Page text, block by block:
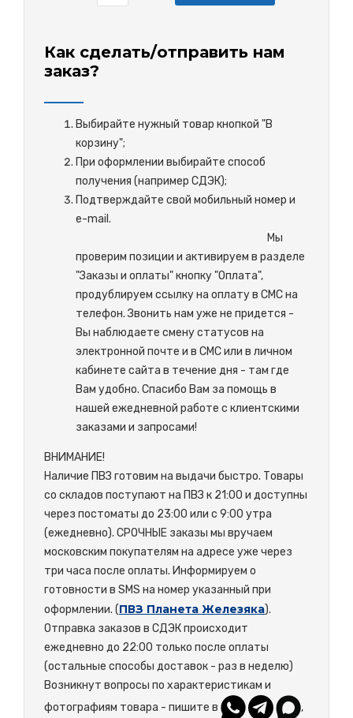
Как сделать/отправить нам
заказ?
Выбирайте нужный товар кнопкой "В
корзину";
При оформлении выбирайте способ
получения (например СДЭК);
Подтверждайте свой мобильный номер и
e-mail.
Мы
проверим позиции и активируем в разделе
"Заказы и оплаты" кнопку "Оплата",
продублируем ссылку на оплату в СМС на
телефон. Звонить нам уже не придется -
Вы наблюдаете смену статусов на
электронной почте и в СМС или в личном
кабинете сайта в течение дня - там где
Вам удобно. Спасибо Вам за помощь в
нашей ежедневной работе с клиентскими
заказами и запросами!
ВНИМАНИЕ!
Наличие ПВЗ готовим на выдачи быстро. Товары
со складов поступают на ПВЗ к 21:00 и доступны
через постоматы до 23:00 или с 9:00 утра
(ежедневно). СРОЧНЫЕ заказы мы вручаем
московским покупателям на адресе уже через
три часа после оплаты. Информируем о
готовности в SMS на номер указанный при
оформлении. (ПВЗ Планета Железяка).
Отправка заказов в СДЭК происходит
ежедневно до 22:00 только после оплаты
(остальные способы доставок - раз в неделю)
Возникнут вопросы по характеристикам и
фотографиям товара - пишите в
,